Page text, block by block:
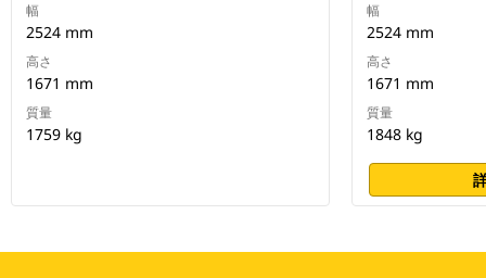
幅
2524 mm
高さ
1671 mm
質量
1759 kg
幅
2524 mm
高さ
1671 mm
質量
1848 kg